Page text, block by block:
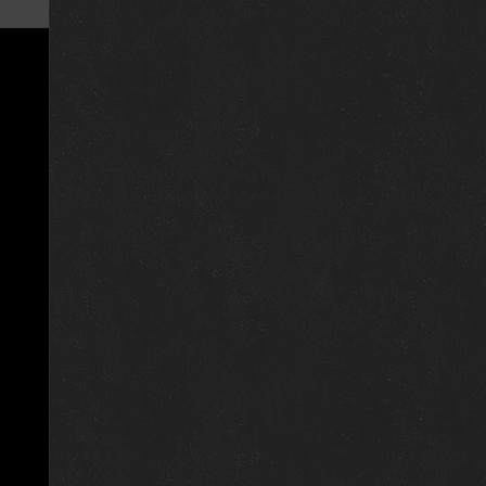
25 октября 2020
1 января 2020
1 января 2020